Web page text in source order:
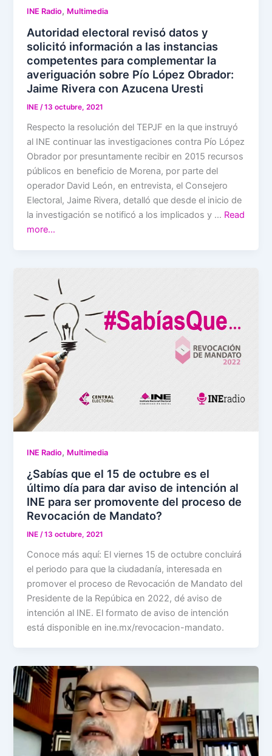
INE Radio, Multimedia
Autoridad electoral revisó datos y
solicitó información a las instancias
competentes para complementar la
averiguación sobre Pío López Obrador:
Jaime Rivera con Azucena Uresti
INE/13 octubre, 2021
Respecto la resolución del TEPJF en la que instruyó
al INE continuar las investigaciones contra Pío López
Obrador por presuntamente recibir en 2015 recursos
públicos en beneficio de Morena, por parte del
operador David León, en entrevista, el Consejero
Electoral, Jaime Rivera, detalló que desde el inicio de
la investigación se notificó a los implicados y … Read
more…
INE Radio, Multimedia
¿Sabías que el 15 de octubre es el
último día para dar aviso de intención al
INE para ser promovente del proceso de
Revocación de Mandato?
INE /13 octubre, 2021
Conoce más aquí: El viernes 15 de octubre concluirá
el periodo para que la ciudadanía, interesada en
promover el proceso de Revocación de Mandato del
Presidente de la Repúbica en 2022, dé aviso de
intención al INE. El formato de aviso de intención
está disponible en ine.mx/revocacion-mandato.